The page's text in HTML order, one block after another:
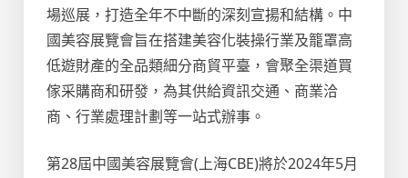
場巡展，打造全年不中斷的深刻宣揚和結構。中
國美容展覽會旨在搭建美容化裝操行業及籠罩高
低遊財產的全品類細分商貿平臺，會聚全渠道買
傢采購商和研發，為其供給資訊交通、商業洽
商、行業處理計劃等一站式辦事。
第28屆中國美容展覽會(上海CBE)將於2024年5月